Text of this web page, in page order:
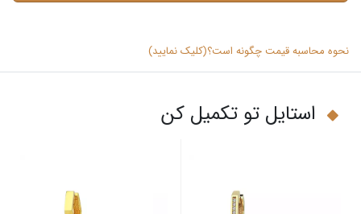
نحوه محاسبه قیمت چگونه است؟(کلیک نمایید)
استایل تو تکمیل کن